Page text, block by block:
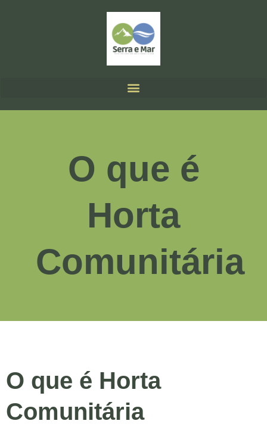
O que é
Horta
Comunitária
O que é Horta
Comunitária